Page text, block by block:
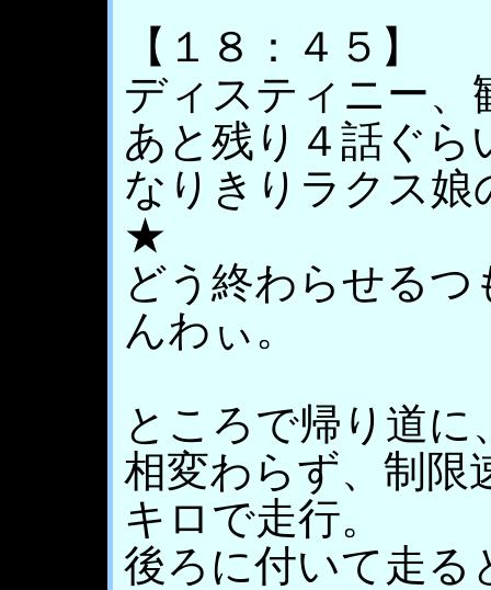
【１８：４５】
ディスティニー、
あと残り４話ぐ
なりきりラクス娘
★
どう終わらせる
んわぃ。
ところで帰り道に
相変わらず、制限
キロで走行。
後ろに付いて走